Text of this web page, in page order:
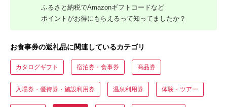
ふるさと納税でAmazonギフトコードなど
ポイントがお得にもらえるって知ってましたか？
お食事券の返礼品に関連しているカテゴリ
カタログギフト 宿泊券・食事券 商品券
入場券・優待券・施設利用券 温泉利用券 体験・ツアー